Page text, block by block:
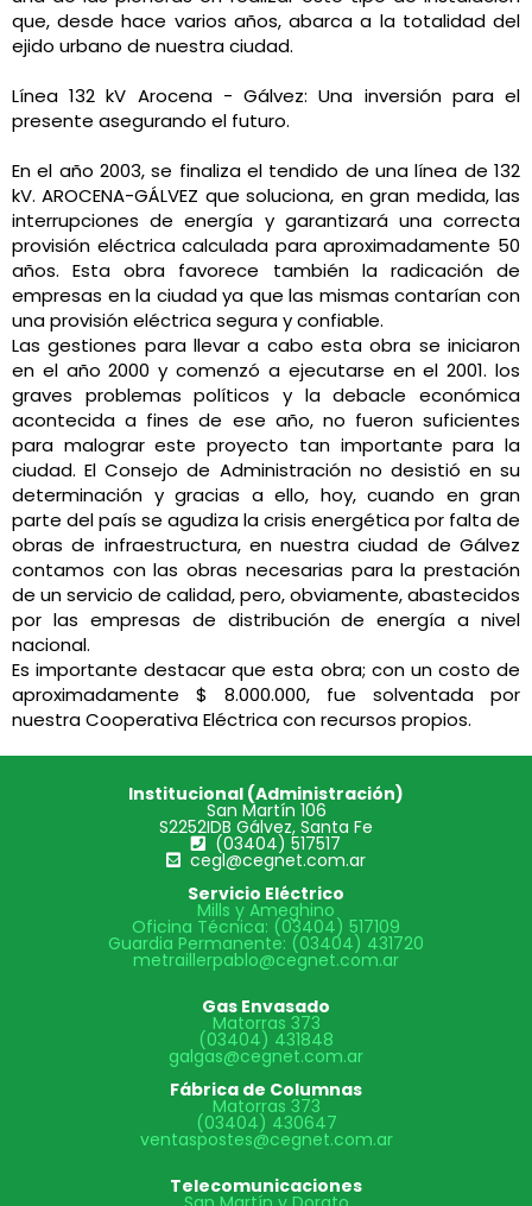
que, desde hace varios años, abarca a la totalidad del
ejido urbano de nuestra ciudad.
Línea 132 kV Arocena - Gálvez: Una inversión para el
presente asegurando el futuro.
En el año 2003, se finaliza el tendido de una línea de 132
kV. AROCENA-GÁLVEZ que soluciona, en gran medida, las
interrupciones de energía y garantizará una correcta
provisión eléctrica calculada para aproximadamente 50
años. Esta obra favorece también la radicación de
empresas en la ciudad ya que las mismas contarían con
una provisión eléctrica segura y confiable.
Las gestiones para llevar a cabo esta obra se iniciaron
en el año 2000 y comenzó a ejecutarse en el 2001. los
graves problemas políticos y la debacle económica
acontecida a fines de ese año, no fueron suficientes
para malograr este proyecto tan importante para la
ciudad. El Consejo de Administración no desistió en su
determinación y gracias a ello, hoy, cuando en gran
parte del país se agudiza la crisis energética por falta de
obras de infraestructura, en nuestra ciudad de Gálvez
contamos con las obras necesarias para la prestación
de un servicio de calidad, pero, obviamente, abastecidos
por las empresas de distribución de energía a nivel
nacional.
Es importante destacar que esta obra; con un costo de
aproximadamente $ 8.000.000, fue solventada por
nuestra Cooperativa Eléctrica con recursos propios.
Institucional (Administración)
San Martín 106
S2252IDB Gálvez, Santa Fe
(03404) 517517
cegl@cegnet.com.ar
Servicio Eléctrico
Mills y Ameghino
Oficina Técnica: (03404) 517109
Guardia Permanente: (03404) 431720
metraillerpablo@cegnet.com.ar
Gas Envasado
Matorras 373
(03404) 431848
galgas@cegnet.com.ar
Fábrica de Columnas
Matorras 373
(03404) 430647
ventaspostes@cegnet.com.ar
Telecomunicaciones